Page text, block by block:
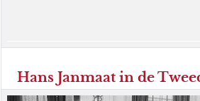
Hans Janmaat in de